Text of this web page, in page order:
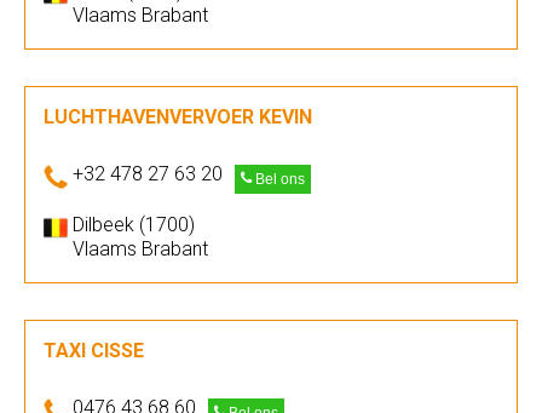
Vlaams Brabant
LUCHTHAVENVERVOER KEVIN
+32 478 27 63 20 Bel ons
Dilbeek (1700)
Vlaams Brabant
TAXI CISSE
0476 43 68 60